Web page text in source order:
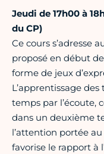
Jeudi de 17h00 à
du CP)
Ce cours s’adresse
proposé en début
forme de jeux
L’apprentissage
temps par l’écoute,
dans un deuxième
l’attention portée
favorise le rapport à